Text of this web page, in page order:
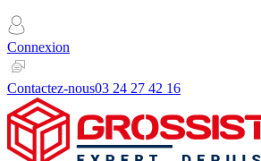
Connexion
Contactez-nous03 24 27 42 16